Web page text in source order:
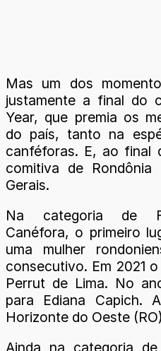
Mas um dos
justamente a final do
Year, que premia os
do país, tanto na
canféforas. E, ao final
comitiva de
Gerais.
Na categoria de
Canéfora, o primeiro
uma mulher
consecutivo. Em 2021
Perrut de Lima. No
para Ediana Capich.
Horizonte do Oeste
Ainda na categoria de